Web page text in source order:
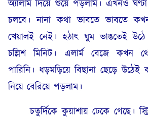
অ্যালার্ম দিয়ে শুয়ে পড়লাম। এখনও
চলবে। নানা কথা ভাবতে ভাবতে
খেয়ালই নেই। হঠাৎ ঘুম ভাঙতেই উঠে
চল্লিশ মিনিট। এলার্ম বেজে কখন
পারিনি। ধড়মড়িয়ে বিছানা ছেড়ে
নিয়ে বেরিয়ে পড়লাম।
চতুর্দিকে কুয়াশায় ঢেকে গেছে।